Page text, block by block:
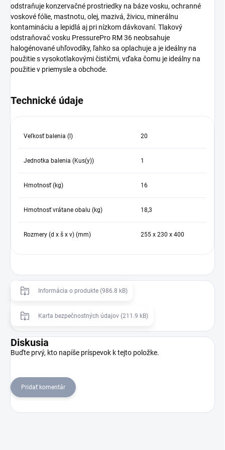
odstraňuje konzervačné prostriedky na báze vosku, ochranné
voskové fólie, mastnotu, olej, mazivá, živicu, minerálnu
kontamináciu a lepidlá aj pri nízkom dávkovaní. Tlakový
odstraňovač vosku PressurePro RM 36 neobsahuje
halogénované uhľovodíky, ľahko sa oplachuje a je ideálny na
použitie s vysokotlakovými čističmi, vďaka čomu je ideálny na
použitie v priemysle a obchode.
Technické údaje
Veľkosť balenia (l) 20
Jednotka balenia (Kus(y)) 1
Hmotnosť (kg) 16
Hmotnosť vrátane obalu (kg) 18,3
Rozmery (d x š x v) (mm) 255 x 230 x 400
Informácia o produkte (986.8 kB)
Karta bezpečnostných údajov (211.9 kB)
Diskusia
Buďte prvý, kto napíše príspevok k tejto položke.
Pridať komentár